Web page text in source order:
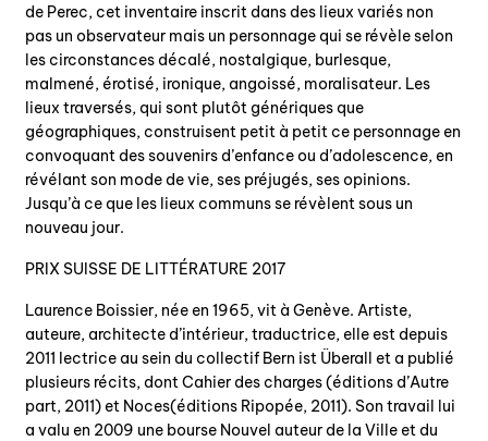
de Perec, cet inventaire inscrit dans des lieux variés non
pas un observateur mais un personnage qui se révèle selon
les circonstances décalé, nostalgique, burlesque,
malmené, érotisé, ironique, angoissé, moralisateur. Les
lieux traversés, qui sont plutôt génériques que
géographiques, construisent petit à petit ce personnage en
convoquant des souvenirs d’enfance ou d’adolescence, en
révélant son mode de vie, ses préjugés, ses opinions.
Jusqu’à ce que les lieux communs se révèlent sous un
nouveau jour.
PRIX SUISSE DE LITTÉRATURE 2017
Laurence Boissier, née en 1965, vit à Genève. Artiste,
auteure, architecte d’intérieur, traductrice, elle est depuis
2011 lectrice au sein du collectif Bern ist Überall et a publié
plusieurs récits, dont Cahier des charges (éditions d’Autre
part, 2011) et Noces(éditions Ripopée, 2011). Son travail lui
a valu en 2009 une bourse Nouvel auteur de la Ville et du